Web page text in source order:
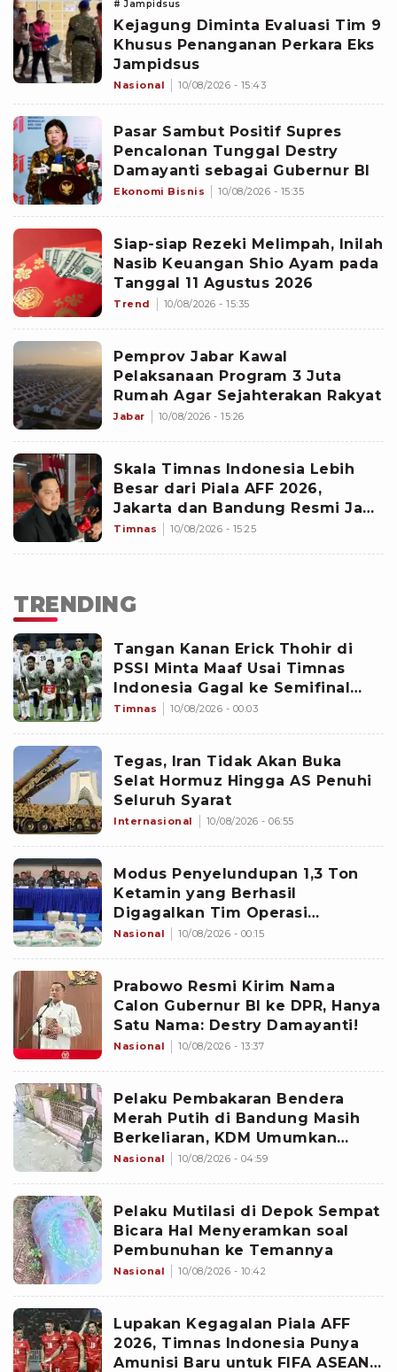
# Jampidsus
Kejagung Diminta Evaluasi Tim 9
Khusus Penanganan Perkara Eks
Jampidsus
Nasional 10/08/2026 - 15:43
Pasar Sambut Positif Supres
Pencalonan Tunggal Destry
Damayanti sebagai Gubernur BI
Ekonomi Bisnis 10/08/2026 - 15:35
Siap-siap Rezeki Melimpah, Inilah
Nasib Keuangan Shio Ayam pada
Tanggal 11 Agustus 2026
Trend 10/08/2026 - 15:35
Pemprov Jabar Kawal
Pelaksanaan Program 3 Juta
Rumah Agar Sejahterakan Rakyat
Jabar 10/08/2026 - 15:26
Skala Timnas Indonesia Lebih
Besar dari Piala AFF 2026,
Jakarta dan Bandung Resmi Jadi
Tuan Rumah FIFA ASEAN Cup
Timnas 10/08/2026 - 15:25
TRENDING
Tangan Kanan Erick Thohir di
PSSI Minta Maaf Usai Timnas
Indonesia Gagal ke Semifinal
Piala AFF 2026: Jangan Hujat
Timnas 10/08/2026 - 00:03
Tegas, Iran Tidak Akan Buka
Selat Hormuz Hingga AS Penuhi
Seluruh Syarat
Internasional 10/08/2026 - 06:55
Modus Penyelundupan 1,3 Ton
Ketamin yang Berhasil
Digagalkan Tim Operasi
Gabungan di Perairan Natuna
Nasional 10/08/2026 - 00:15
Prabowo Resmi Kirim Nama
Calon Gubernur BI ke DPR, Hanya
Satu Nama: Destry Damayanti!
Nasional 10/08/2026 - 13:37
Pelaku Pembakaran Bendera
Merah Putih di Bandung Masih
Berkeliaran, KDM Umumkan
Sayembara Berhadiah
Nasional 10/08/2026 - 04:59
Pelaku Mutilasi di Depok Sempat
Bicara Hal Menyeramkan soal
Pembunuhan ke Temannya
Nasional 10/08/2026 - 10:42
Lupakan Kegagalan Piala AFF
2026, Timnas Indonesia Punya
Amunisi Baru untuk FIFA ASEAN